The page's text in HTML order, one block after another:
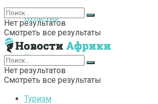
Культура
Интернет
Туризм
Нет результатов
Смотреть все результаты
Нет результатов
Смотреть все результаты